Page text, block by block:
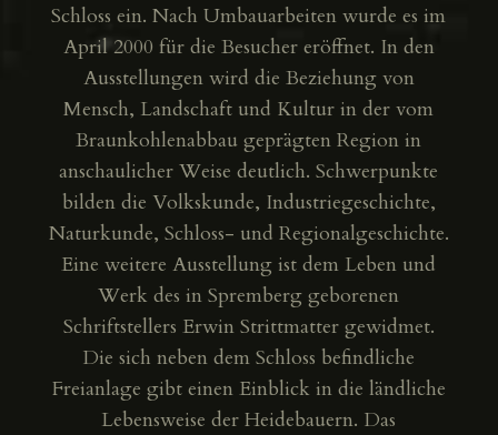
Schloss ein. Nach Umbauarbeiten wurde es im
April 2000 für die Besucher eröffnet. In den
Ausstellungen wird die Beziehung von
Mensch, Landschaft und Kultur in der vom
Braunkohlenabbau geprägten Region in
anschaulicher Weise deutlich. Schwerpunkte
bilden die Volkskunde, Industriegeschichte,
Naturkunde, Schloss- und Regionalgeschichte.
Eine weitere Ausstellung ist dem Leben und
Werk des in Spremberg geborenen
Schriftstellers Erwin Strittmatter gewidmet.
Die sich neben dem Schloss befindliche
Freianlage gibt einen Einblick in die ländliche
Lebensweise der Heidebauern. Das